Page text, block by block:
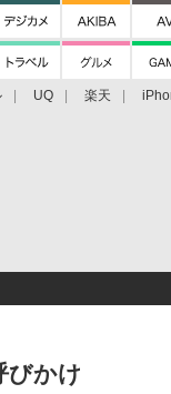
UQ 楽天
びかけ